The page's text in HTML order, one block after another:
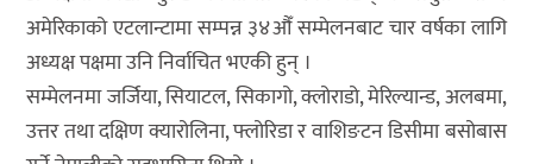
अमेरिकाको एटलान्टामा सम्पन्न ३४औँ सम्मेलनबाट चार वर्षका लागि
अध्यक्ष पक्षमा उनि निर्वाचित भएकी हुन् ।
सम्मेलनमा जर्जिया, सियाटल, सिकागो, क्लोराडो, मेरिल्यान्ड, अलबमा,
उत्तर तथा दक्षिण क्यारोलिना, फ्लोरिडा र वाशिङटन डिसीमा बसोबास